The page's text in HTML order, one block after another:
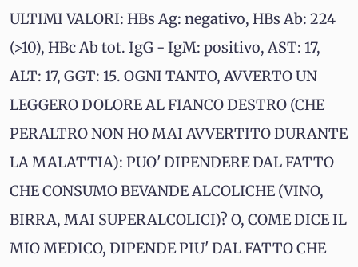
ULTIMI VALORI: HBs Ag: negativo, HBs Ab: 224
(>10), HBc Ab tot. IgG - IgM: positivo, AST: 17,
ALT: 17, GGT: 15. OGNI TANTO, AVVERTO UN
LEGGERO DOLORE AL FIANCO DESTRO (CHE
PERALTRO NON HO MAI AVVERTITO DURANTE
LA MALATTIA): PUO' DIPENDERE DAL FATTO
CHE CONSUMO BEVANDE ALCOLICHE (VINO,
BIRRA, MAI SUPERALCOLICI)? O, COME DICE IL
MIO MEDICO, DIPENDE PIU' DAL FATTO CHE